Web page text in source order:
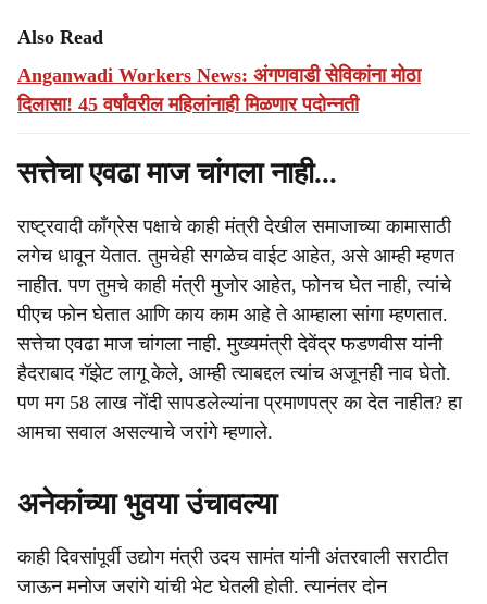
Also Read
Anganwadi Workers News: अंगणवाडी सेविकांना मोठा
दिलासा! 45 वर्षांवरील महिलांनाही मिळणार पदोन्नती
सत्तेचा एवढा माज चांगला नाही...
राष्ट्रवादी काँग्रेस पक्षाचे काही मंत्री देखील समाजाच्या कामासाठी
लगेच धावून येतात. तुमचेही सगळेच वाईट आहेत, असे आम्ही म्हणत
नाहीत. पण तुमचे काही मंत्री मुजोर आहेत, फोनच घेत नाही, त्यांचे
पीएच फोन घेतात आणि काय काम आहे ते आम्हाला सांगा म्हणतात.
सत्तेचा एवढा माज चांगला नाही. मुख्यमंत्री देवेंद्र फडणवीस यांनी
हैदराबाद गॅझेट लागू केले, आम्ही त्याबद्दल त्यांच अजूनही नाव घेतो.
पण मग 58 लाख नोंदी सापडलेल्यांना प्रमाणपत्र का देत नाहीत? हा
आमचा सवाल असल्याचे जरांगे म्हणाले.
अनेकांच्या भुवया उंचावल्या
काही दिवसांपूर्वी उद्योग मंत्री उदय सामंत यांनी अंतरवाली सराटीत
जाऊन मनोज जरांगे यांची भेट घेतली होती. त्यानंतर दोन